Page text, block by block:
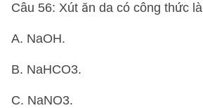
Câu 56: Xút ăn da có công thức là
A. NaOH.
B. NaHCO3.
C. NaNO3.